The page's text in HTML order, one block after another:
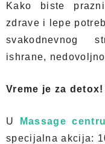
Kako biste
zdrave i lepe
svakodnevnog
ishrane,
Vreme je za detox!
U Massage
specijalna akcija: